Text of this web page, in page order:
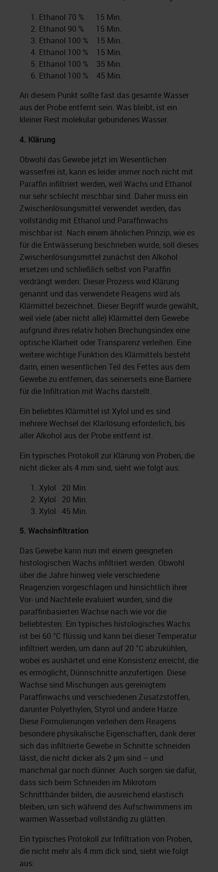
Ethanol 70 % 15 Min.
Ethanol 90 % 15 Min.
Ethanol 100 % 15 Min.
Ethanol 100 % 15 Min.
Ethanol 100 % 35 Min.
Ethanol 100 % 45 Min.
An diesem Punkt sollte fast das gesamte Wasser
aus der Probe entfernt sein. Was bleibt, ist ein
kleiner Rest molekular gebundenes Wasser.
4. Klärung
Obwohl das Gewebe jetzt im Wesentlichen
wasserfrei ist, kann es leider immer noch nicht mit
Paraffin infiltriert werden, weil Wachs und Ethanol
nur sehr schlecht mischbar sind. Daher muss ein
Zwischenlösungsmittel verwendet werden, das
vollständig mit Ethanol und Paraffinwachs
mischbar ist. Nach einem ähnlichen Prinzip, wie es
für die Entwässerung beschrieben wurde, soll dieses
Zwischenlösungsmittel zunächst den Alkohol
ersetzen und schließlich selbst von Paraffin
verdrängt werden. Dieser Prozess wird Klärung
genannt und das verwendete Reagens wird als
Klärmittel bezeichnet. Dieser Begriff wurde gewählt,
weil viele (aber nicht alle) Klärmittel dem Gewebe
aufgrund ihres relativ hohen Brechungsindex eine
optische Klarheit oder Transparenz verleihen. Eine
weitere wichtige Funktion des Klärmittels besteht
darin, einen wesentlichen Teil des Fettes aus dem
Gewebe zu entfernen, das seinerseits eine Barriere
für die Infiltration mit Wachs darstellt.
Ein beliebtes Klärmittel ist Xylol und es sind
mehrere Wechsel der Klärlösung erforderlich, bis
aller Alkohol aus der Probe entfernt ist.
Ein typisches Protokoll zur Klärung von Proben, die
nicht dicker als 4 mm sind, sieht wie folgt aus:
Xylol 20 Min.
Xylol 20 Min.
Xylol 45 Min.
5. Wachsinfiltration
Das Gewebe kann nun mit einem geeigneten
histologischen Wachs infiltriert werden. Obwohl
über die Jahre hinweg viele verschiedene
Reagenzien vorgeschlagen und hinsichtlich ihrer
Vor- und Nachteile evaluiert wurden, sind die
paraffinbasierten Wachse nach wie vor die
beliebtesten. Ein typisches histologisches Wachs
ist bei 60 °C flüssig und kann bei dieser Temperatur
infiltriert werden, um dann auf 20 °C abzukühlen,
wobei es aushärtet und eine Konsistenz erreicht, die
es ermöglicht, Dünnschnitte anzufertigen. Diese
Wachse sind Mischungen aus gereinigtem
Paraffinwachs und verschiedenen Zusatzstoffen,
darunter Polyethylen, Styrol und andere Harze.
Diese Formulierungen verleihen dem Reagens
besondere physikalische Eigenschaften, dank derer
sich das infiltrierte Gewebe in Schnitte schneiden
lässt, die nicht dicker als 2 µm sind – und
manchmal gar noch dünner. Auch sorgen sie dafür,
dass sich beim Schneiden im Mikrotom
Schnittbänder bilden, die ausreichend elastisch
bleiben, um sich während des Aufschwimmens im
warmen Wasserbad vollständig zu glätten.
Ein typisches Protokoll zur Infiltration von Proben,
die nicht mehr als 4 mm dick sind, sieht wie folgt
aus: